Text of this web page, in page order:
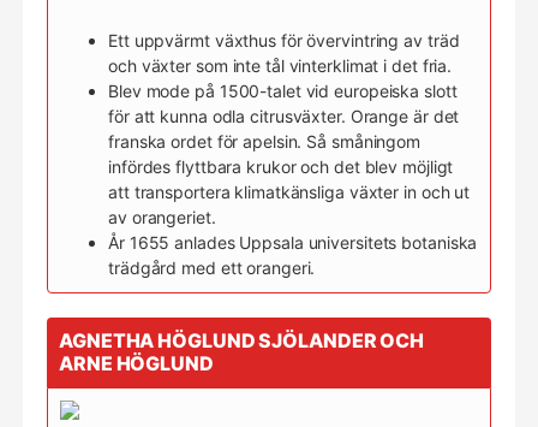
Ett uppvärmt växthus för övervintring av träd
och växter som inte tål vinterklimat i det fria.
Blev mode på 1500-talet vid europeiska slott
för att kunna odla citrusväxter. Orange är det
franska ordet för apelsin. Så småningom
infördes flyttbara krukor och det blev möjligt
att transportera klimatkänsliga växter in och ut
av orangeriet.
År 1655 anlades Uppsala universitets botaniska
trädgård med ett orangeri.
AGNETHA HÖGLUND SJÖLANDER OCH
ARNE HÖGLUND